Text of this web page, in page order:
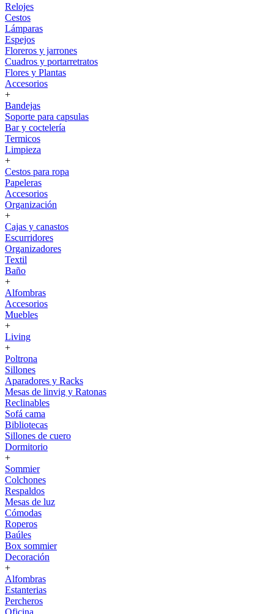
Relojes
Cestos
Lámparas
Espejos
Floreros y jarrones
Cuadros y portarretratos
Flores y Plantas
Accesorios
+
Bandejas
Soporte para capsulas
Bar y coctelería
Termicos
Limpieza
+
Cestos para ropa
Papeleras
Accesorios
Organización
+
Cajas y canastos
Escurridores
Organizadores
Textil
Baño
+
Alfombras
Accesorios
Muebles
+
Living
+
Poltrona
Sillones
Aparadores y Racks
Mesas de linvig y Ratonas
Reclinables
Sofá cama
Bibliotecas
Sillones de cuero
Dormitorio
+
Sommier
Colchones
Respaldos
Mesas de luz
Cómodas
Roperos
Baúles
Box sommier
Decoración
+
Alfombras
Estanterias
Percheros
Oficina